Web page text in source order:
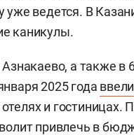
уже ведется. В
каникулы.
а также в
2025 года ввели
и гостиницах.
привлечь в